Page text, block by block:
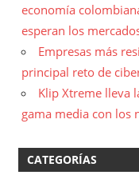
economía
esperan los
Empresas más
principal reto de
Klip Xtreme lleva
gama media con los
CATEGORÍAS